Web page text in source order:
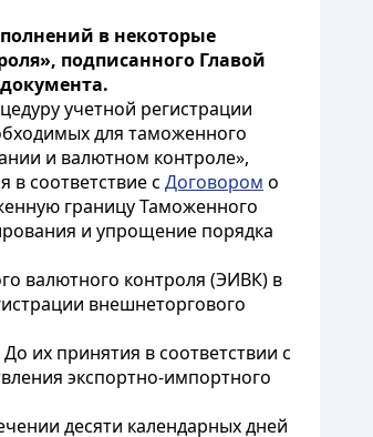
в некоторые
подписанного Главой
учетной регистрации
для таможенного
и валютном контроле»,
соответствие с Договором о
границу Таможенного
и упрощение порядка
валютного контроля (ЭИВК) в
внешнеторгового
их принятия в соответствии с
экспортно-импортного
десяти календарных дней